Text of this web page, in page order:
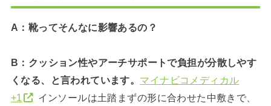
A：靴ってそんなに影響あるの？
B：クッション性やアーチサポートで負担が分散しやす
くなる、と言われています。 マイナビコメディカル
+1
インソールは土踏まずの形に合わせた中敷きで、